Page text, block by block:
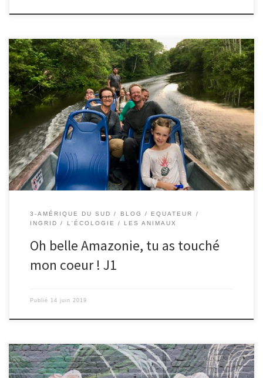
Le 13/06/2019 – Ingrid. Après une journée de pause à Quito où
nous avons profité du jardin de l’hôtel Masaya et de ses espaces
de détente, nous reprenons la route, direction l’Amazonie cette
fois. Nous nous rendons à l’hôtel Secret Garden de Quito, d’où
part un bus privée le soir […]
3-AMÉRIQUE DU SUD BLOG
EQUATEUR
INGRID
L'ÉCOLOGIE LES ANIMAUX
Oh belle Amazonie, tu as touché
mon coeur ! J1
Publié 14 juin 2019